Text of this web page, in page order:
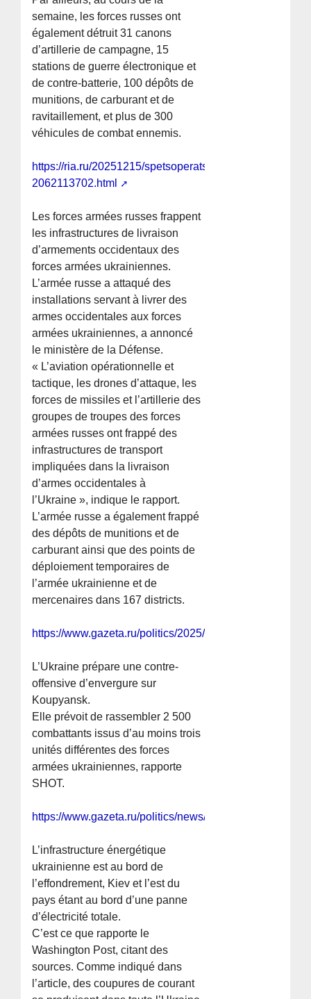
semaine, les forces russes ont
également détruit 31 canons
d’artillerie de campagne, 15
stations de guerre électronique et
de contre-batterie, 100 dépôts de
munitions, de carburant et de
ravitaillement, et plus de 300
véhicules de combat ennemis.
https://ria.ru/20251215/spetsoperatsiya-
2062113702.html
Les forces armées russes frappent
les infrastructures de livraison
d’armements occidentaux des
forces armées ukrainiennes.
L’armée russe a attaqué des
installations servant à livrer des
armes occidentales aux forces
armées ukrainiennes, a annoncé
le ministère de la Défense.
« L’aviation opérationnelle et
tactique, les drones d’attaque, les
forces de missiles et l’artillerie des
groupes de troupes des forces
armées russes ont frappé des
infrastructures de transport
impliquées dans la livraison
d’armes occidentales à
l’Ukraine », indique le rapport.
L’armée russe a également frappé
des dépôts de munitions et de
carburant ainsi que des points de
déploiement temporaires de
l’armée ukrainienne et de
mercenaires dans 167 districts.
https://www.gazeta.ru/politics/2025/12/15/
L’Ukraine prépare une contre-
offensive d’envergure sur
Koupyansk.
Elle prévoit de rassembler 2 500
combattants issus d’au moins trois
unités différentes des forces
armées ukrainiennes, rapporte
SHOT.
https://www.gazeta.ru/politics/news/2025/12/15/
L’infrastructure énergétique
ukrainienne est au bord de
l’effondrement, Kiev et l’est du
pays étant au bord d’une panne
d’électricité totale.
C’est ce que rapporte le
Washington Post, citant des
sources. Comme indiqué dans
l’article, des coupures de courant